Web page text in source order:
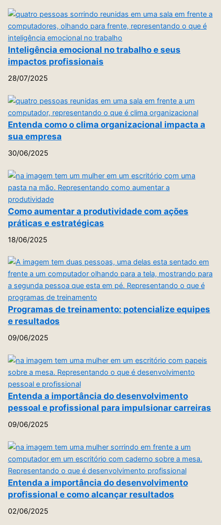
Inteligência emocional no trabalho e seus
impactos profissionais
28/07/2025
Entenda como o clima organizacional impacta a
sua empresa
30/06/2025
Como aumentar a produtividade com ações
práticas e estratégicas
18/06/2025
Programas de treinamento: potencialize equipes
e resultados
09/06/2025
Entenda a importância do desenvolvimento
pessoal e profissional para impulsionar carreiras
09/06/2025
Entenda a importância do desenvolvimento
profissional e como alcançar resultados
02/06/2025